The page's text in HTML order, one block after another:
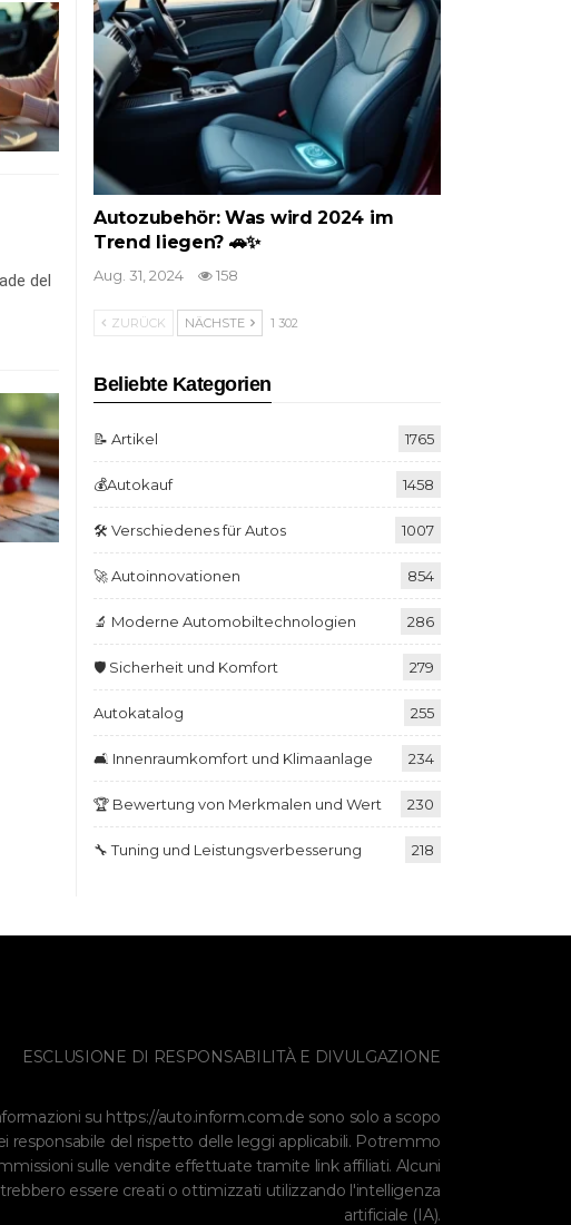
del
Autozubehör: Was wird 2024 im
Trend liegen? 🚗✨
Aug. 31, 2024 158
ZURÜCK NÄCHSTE 1 302
Beliebte Kategorien
📝 Artikel 1765
💰Autokauf 1458
🛠️ Verschiedenes für Autos 1007
🚀 Autoinnovationen 854
🔬 Moderne Automobiltechnologien 286
🛡️ Sicherheit und Komfort 279
Autokatalog 255
🛋️ Innenraumkomfort und Klimaanlage 234
🏆 Bewertung von Merkmalen und Wert 230
🔧 Tuning und Leistungsverbesserung 218
ESCLUSIONE DI RESPONSABILITÀ E DIVULGAZIONE
su https://auto.inform.com.de sono solo a scopo
responsabile del rispetto delle leggi applicabili. Potremmo
sulle vendite effettuate tramite link affiliati. Alcuni
essere creati o ottimizzati utilizzando l'intelligenza
artificiale (IA).